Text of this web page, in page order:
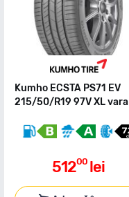
Kumho ECSTA PS71 EV
215/50/R19 97V XL vara
51200 lei